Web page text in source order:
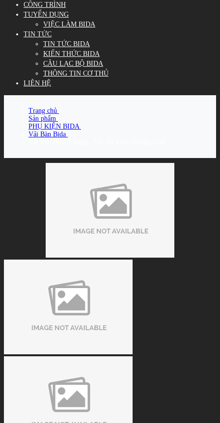
CÔNG TRÌNH
TUYỂN DỤNG
VIỆC LÀM BIDA
TIN TỨC
TIN TỨC BIDA
KIẾN THỨC BIDA
CÂU LẠC BỘ BIDA
THÔNG TIN CƠ THỦ
LIÊN HỆ
Trang chủ
Sản phẩm
PHỤ KIỆN BIDA
Vải Bàn Bida